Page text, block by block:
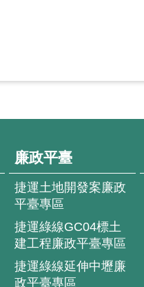
廉政平臺
捷運土地開發案廉政
平臺專區
捷運綠線GC04標土
建工程廉政平臺專區
捷運綠線延伸中壢廉
政平臺專區